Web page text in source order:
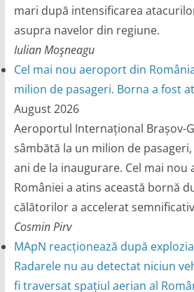
mari după intensificarea
asupra navelor din regiune.
Iulian Moşneagu
Cel mai nou aeroport din
milion de pasageri. Borna a fost
August 2026
Aeroportul Internațional Brașov-
sâmbătă la un milion de
ani de la inaugurare. Cel mai nou
României a atins această bornă
călătorilor a accelerat
Cosmin Pirv
MApN reacționează după
Radarele nu au detectat niciun
fi traversat spațiul aerian al